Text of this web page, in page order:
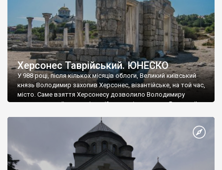
Херсонес Таврійський. ЮНЕСКО
У 988 році, після кількох місяців облоги, Великий київський
князь Володимир захопив Херсонес, візантійське, на той час,
місто. Саме взяття Херсонесу дозволило Володимиру
диктувати свої умови візантійському імператору Василю ІІ, та
Херсонесі Володимир-язичник, став Василем-християнином.
А потім було Хрещення Русі. На честь Херсонесу Таврійського